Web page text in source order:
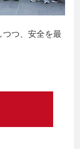
つつ、安全を最